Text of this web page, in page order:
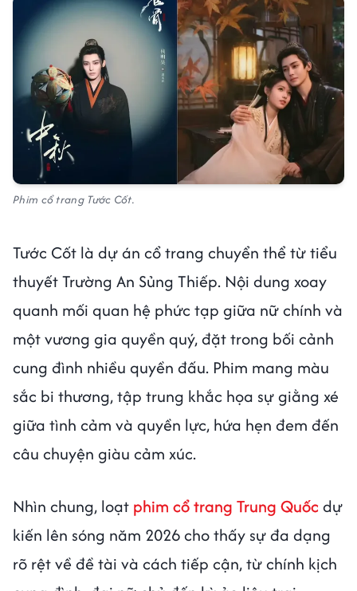
Phim cổ trang Tước Cốt.
Tước Cốt là dự án cổ trang chuyển thể từ tiểu
thuyết Trường An Sủng Thiếp. Nội dung xoay
quanh mối quan hệ phức tạp giữa nữ chính và
một vương gia quyền quý, đặt trong bối cảnh
cung đình nhiều quyền đấu. Phim mang màu
sắc bi thương, tập trung khắc họa sự giằng xé
giữa tình cảm và quyền lực, hứa hẹn đem đến
câu chuyện giàu cảm xúc.
Nhìn chung, loạt phim cổ trang Trung Quốcdự
kiến lên sóng năm 2026 cho thấy sự đa dạng
rõ rệt về đề tài và cách tiếp cận, từ chính kịch